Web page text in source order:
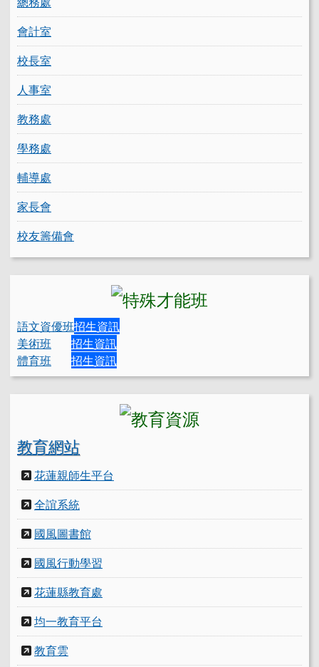
會計室
校長室
人事室
教務處
學務處
輔導處
家長會
校友籌備會
語文資優班招生資訊
美術班
招生資訊
體育班
招生資訊
教育網站
花蓮親師生平台
全誼系統
國風圖書館
國風行動學習
花蓮縣教育處
均一教育平台
教育雲